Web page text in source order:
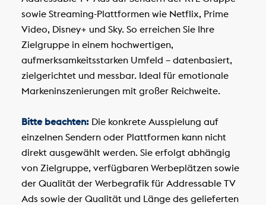
sowie Streaming-Plattformen wie Netflix, Prime
Video, Disney+ und Sky. So erreichen Sie Ihre
Zielgruppe in einem hochwertigen,
aufmerksamkeitsstarken Umfeld – datenbasiert,
zielgerichtet und messbar. Ideal für emotionale
Markeninszenierungen mit großer Reichweite.
Bitte beachten:Die konkrete Ausspielung auf
einzelnen Sendern oder Plattformen kann nicht
direkt ausgewählt werden. Sie erfolgt abhängig
von Zielgruppe, verfügbaren Werbeplätzen sowie
der Qualität der Werbegrafik für Addressable TV
Ads sowie der Qualität und Länge des gelieferten